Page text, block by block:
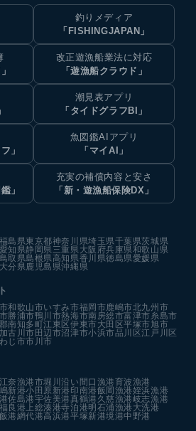
釣りメディア
「FISHINGJAPAN」
改正遊漁船業法に対応
「遊漁船クラウド」
潮見表アプリ
「タイドグラフBI」
」
魚図鑑AIアプリ
「マイAI」
」
充実の補償内容と安さ
「新・遊漁船保険DX」
福島県東京都神奈川県埼玉県千葉県茨城県
愛知県静岡県三重県大阪府兵庫県和歌山県
鳥取県島根県高知県香川県徳島県愛媛県
大分県鹿児島県沖縄県
和歌山市いすみ市福岡市鹿嶋市北九州市
勝浦市鴨川市熱海市南房総市富津市糸島市
南知多町江東区伊東市大田区平塚市旭市
加古川市 田辺市沼津市小浜市品川区江戸川区
じ市市川市
奈漁港市堀川沿い 間口漁港育波漁港
新港小田原新港 印南港飯岡漁港姪浜漁港
佐島港宇佐美港真鶴港 久慈漁港岐志漁港
福良港 上総湊港寺泊港明石浦漁港 大洗港
港網代港高浜港平塚新港境港中野港